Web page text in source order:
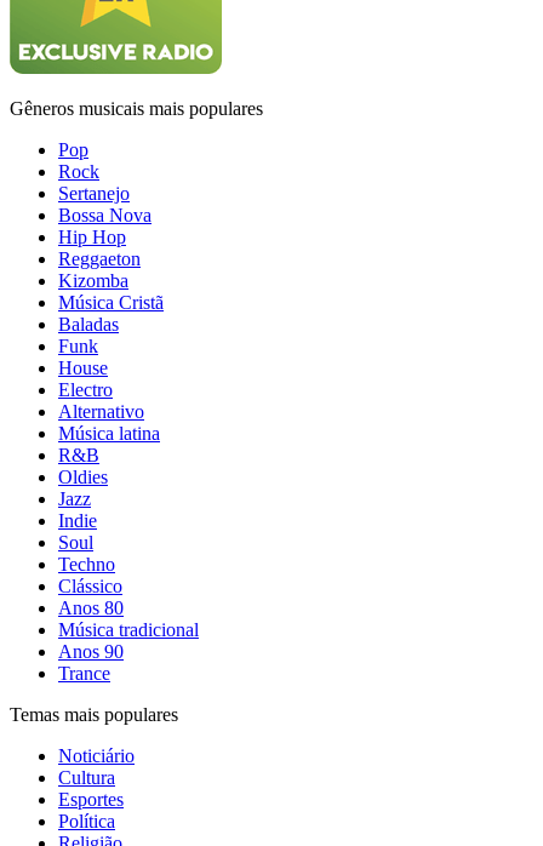
Gêneros musicais mais populares
Pop
Rock
Sertanejo
Bossa Nova
Hip Hop
Reggaeton
Kizomba
Música Cristã
Baladas
Funk
House
Electro
Alternativo
Música latina
R&B
Oldies
Jazz
Indie
Soul
Techno
Clássico
Anos 80
Música tradicional
Anos 90
Trance
Temas mais populares
Noticiário
Cultura
Esportes
Política